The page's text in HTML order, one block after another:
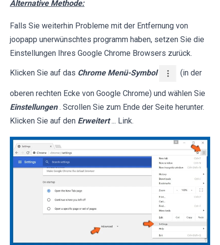
Alternative Methode:
Falls Sie weiterhin Probleme mit der Entfernung von
joopapp unerwünschtes programm haben, setzen Sie die
Einstellungen Ihres Google Chrome Browsers zurück.
Klicken Sie auf das Chrome Menü-Symbol (in der
oberen rechten Ecke von Google Chrome) und wählen Sie
Einstellungen . Scrollen Sie zum Ende der Seite herunter.
Klicken Sie auf den Erweitert ... Link.